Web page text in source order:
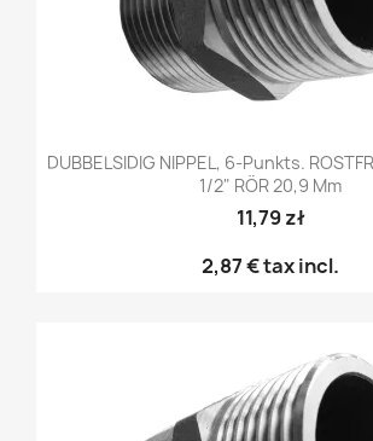
DUBBELSIDIG NIPPEL, 6-Punkts.
1/2" RÖR 20,9 Mm
11,79 zł
2,87 €tax incl.